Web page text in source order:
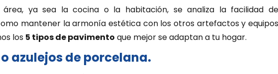
área, ya sea la cocina o la habitación, se analiza la facilidad de
mantener la armonía estética con los otros artefactos y equipos
los 5 tipos de pavimento que mejor se adaptan a tu hogar.
azulejos de porcelana.